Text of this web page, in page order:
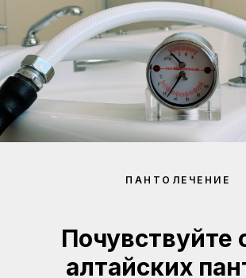
ПАНТОЛЕЧЕНИЕ
Почувствуйте
алтайских